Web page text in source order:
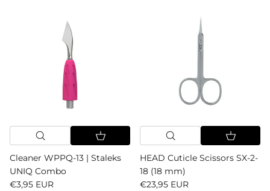
Cleaner WPPQ-13 | Staleks
UNIQ Combo
Reguliere prijs
€3,95 EUR
HEAD Cuticle Scissors SX-2-
18 (18 mm)
Reguliere prijs
€23,95 EUR